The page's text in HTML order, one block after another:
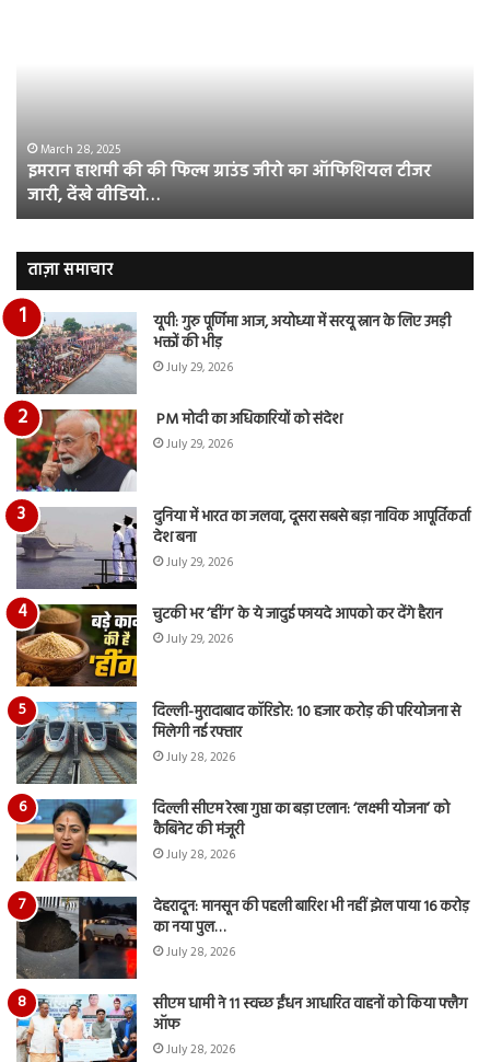
का
ऑफिशियल
टीजर
जारी,
वीडियो…
March 28, 2025
इमरान हाशमी की की फिल्म ग्राउंड जीरो का ऑफिशियल टीजर
जारी, देंखे वीडियो…
ताज़ा समाचार
यूपी: गुरु पूर्णिमा आज, अयोध्या में सरयू स्नान के लिए उमड़ी
भक्तों की भीड़
July 29, 2026
PM मोदी का अधिकारियों को संदेश
July 29, 2026
दुनिया में भारत का जलवा, दूसरा सबसे बड़ा नाविक आपूर्तिकर्ता
देश बना
July 29, 2026
चुटकी भर ‘हींग’ के ये जादुई फायदे आपको कर देंगे हैरान
July 29, 2026
दिल्ली-मुरादाबाद कॉरिडोर: 10 हजार करोड़ की परियोजना से
मिलेगी नई रफ्तार
July 28, 2026
दिल्ली सीएम रेखा गुप्ता का बड़ा एलान: ‘लक्ष्मी योजना’ को
कैबिनेट की मंजूरी
July 28, 2026
देहरादून: मानसून की पहली बारिश भी नहीं झेल पाया 16 करोड़
का नया पुल…
July 28, 2026
सीएम धामी ने 11 स्वच्छ ईंधन आधारित वाहनों को किया फ्लैग
ऑफ
July 28, 2026